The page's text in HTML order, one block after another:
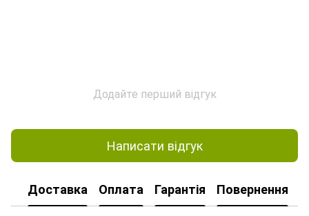
Додайте перший відгук
Написати відгук
Доставка Оплата Гарантія Повернення